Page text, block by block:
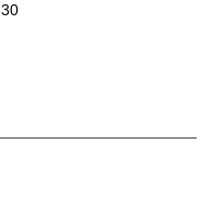
30